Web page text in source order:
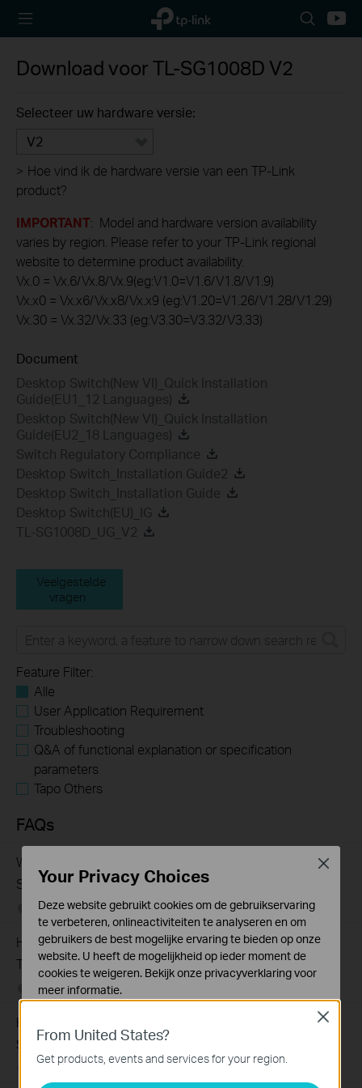
TP-Link,
Reliably
Search
icon
Download voorTL-SG1008D V2
Selecteer uw hardware versie:
V2
> Hoe vind ik de hardware versie van een TP-Link
product?
IMPORTANT: Model and hardware version availability
varies by region. Please refer to your TP-Link regional
website to determine product availability.
Vx.0 = Vx.6/Vx.8/Vx.9(eg:V1.0=V1.6/V1.8/V1.9)
Vx.x0 = Vx.x6/Vx.x8/Vx.x9 (eg:V1.20=V1.26/V1.28/V1.29)
Vx.30 = Vx.32/Vx.33 (eg:V3.30=V3.32/V3.33)
Document
Desktop Switch(New VI)_Quick Installation
Guide(EU1_12 Languages)
Desktop Switch(New VI)_Quick Installation
Guide(EU2_18 Languages)
Switch Regulatory Compliance
Desktop Switch_Installation Guide2
Desktop Switch_Installation Guide
Desktop Switch(EU)_IG
TL-SG1008D_UG_V2
Veelgestelde
vragen
Feature Filter:
Alle
User Application Requirement
Troubleshooting
Q&A of functional explanation or specification
parameters
Tapo Others
FAQs
What Are the Differences in Features and Application
Scenarios Among Various Series Switches
07-31-2026 407202views
How to Test the Jumbo Frame Pass-Through Feature on
TP-Link Switches
07-31-2026 287587
How to Troubleshoot Unstable Internet Issue on Omada
Switch
06-24-2026
From United States?
Get products, events and services for your region.
Close
Your Privacy Choices
Deze website gebruikt cookies om de gebruikservaring
te verbeteren, onlineactiviteiten te analyseren en om
gebruikers de best mogelijke ervaring te bieden op onze
website. U heeft de mogelijkheid op ieder moment de
cookies te weigeren. Bekijk onze privacyverklaringvoor
meer informatie.
Deze cookies zijn noodzakelijk voor de werking van de
website en kunnen niet worden uitgeschakeld.
Analyse en Marketing Cookies
Close